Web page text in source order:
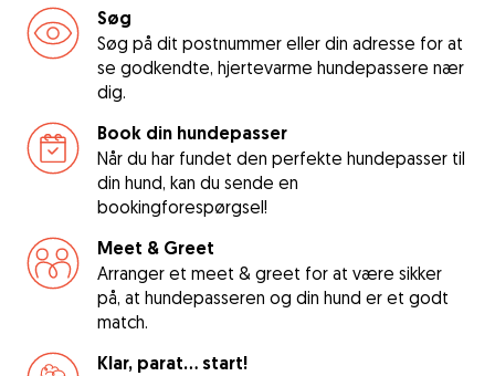
Søg
Søg på dit postnummer eller din adresse for at
se godkendte, hjertevarme hundepassere nær
dig.
Book din hundepasser
Når du har fundet den perfekte hundepasser til
din hund, kan du sende en
bookingforespørgsel!
Meet & Greet
Arranger et meet & greet for at være sikker
på, at hundepasseren og din hund er et godt
match.
Klar, parat... start!